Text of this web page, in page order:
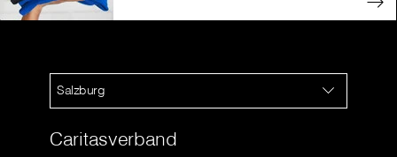
Salzburg
Caritasverband